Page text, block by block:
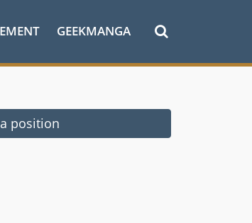
GEEKMANGA
position